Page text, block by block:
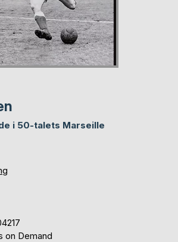
i 50-talets Marseille
on Demand